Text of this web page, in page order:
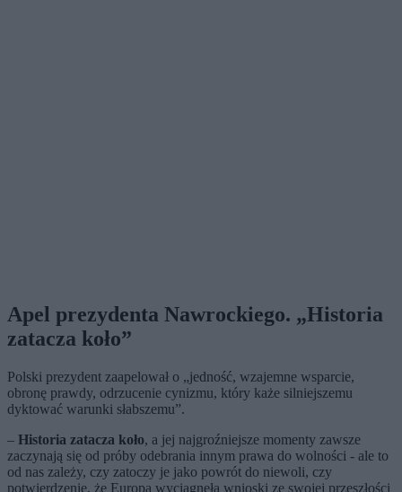
Apel prezydenta Nawrockiego. „Historia
zatacza koło”
Polski prezydent zaapelował o „jedność, wzajemne wsparcie,
obronę prawdy, odrzucenie cynizmu, który każe silniejszemu
dyktować warunki słabszemu”.
– Historia zatacza koło, a jej najgroźniejsze momenty zawsze
zaczynają się od próby odebrania innym prawa do wolności - ale to
od nas zależy, czy zatoczy je jako powrót do niewoli, czy
potwierdzenie, że Europa wyciągnęła wnioski ze swojej przeszłości